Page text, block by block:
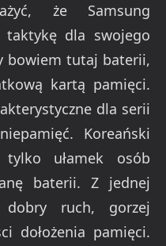
że Samsung
taktykę dla swojego
bowiem tutaj baterii,
kartą pamięci.
dla serii
Koreański
ułamek osób
baterii. Z jednej
dobry ruch, gorzej
dołożenia pamięci.